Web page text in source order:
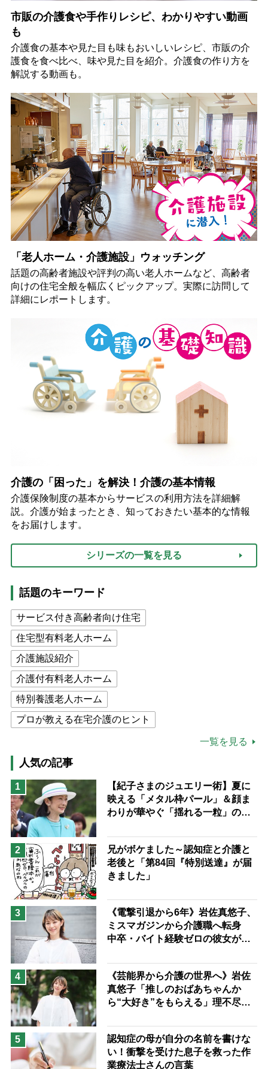
市販の介護食や手作りレシピ、わかりやすい動画
も
介護食の基本や見た目も味もおいしいレシピ、市販の介
護食を食べ比べ、味や見た目を紹介。介護食の作り方を
解説する動画も。
「老人ホーム・介護施設」ウォッチング
話題の高齢者施設や評判の高い老人ホームなど、高齢者
向けの住宅全般を幅広くピックアップ。実際に訪問して
詳細にレポートします。
介護の「困った」を解決！介護の基本情報
介護保険制度の基本からサービスの利用方法を詳細解
説。介護が始まったとき、知っておきたい基本的な情報
をお届けします。
シリーズの一覧を見る
話題のキーワード
サービス付き高齢者向け住宅
住宅型有料老人ホーム
介護施設紹介
介護付有料老人ホーム
特別養護老人ホーム
プロが教える在宅介護のヒント
高木ブー
ケアマネジャー
猫が母になつきません
息子の遠距離介護サバイバル術
兄がボケました
予防法
一覧を見る
人気の記事
1
【紀子さまのジュエリー術】夏に
映える「メタル枠パール」＆顔ま
わりが華やぐ「揺れる一粒」の使
2
兄がボケました～認知症と介護と
老後と「第84回『特別送達』が届
きました」
3
《電撃引退から6年》岩佐真悠子、
ミスマガジンから介護職へ転身
中卒・バイト経験ゼロの彼女が見
ながら自分らしくいられる」
4
《芸能界から介護の世界へ》岩佐
真悠子「推しのおばあちゃんか
ら“大好き”をもらえる」理不尽さ
場は「愛おしい」
5
認知症の母が自分の名前を書けな
い！衝撃を受けた息子を救った作
業療法士さんの言葉